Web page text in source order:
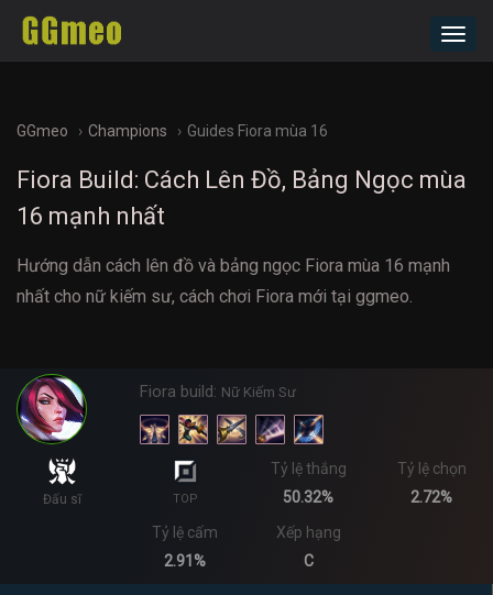
GGmeo Champions Guides Fiora mùa 16
Fiora Build: Cách Lên Đồ, Bảng Ngọc mùa
16 mạnh nhất
Hướng dẫn cách lên đồ và bảng ngọc Fiora mùa 16 mạnh
nhất cho nữ kiếm sư, cách chơi Fiora mới tại ggmeo.
Fiora build: Nữ Kiếm Sư
Đấu sĩ TOP
Tỷ lệ thắng
50.32%
Tỷ lệ chọn
2.72%
Tỷ lệ cấm
2.91%
Xếp hạng
C